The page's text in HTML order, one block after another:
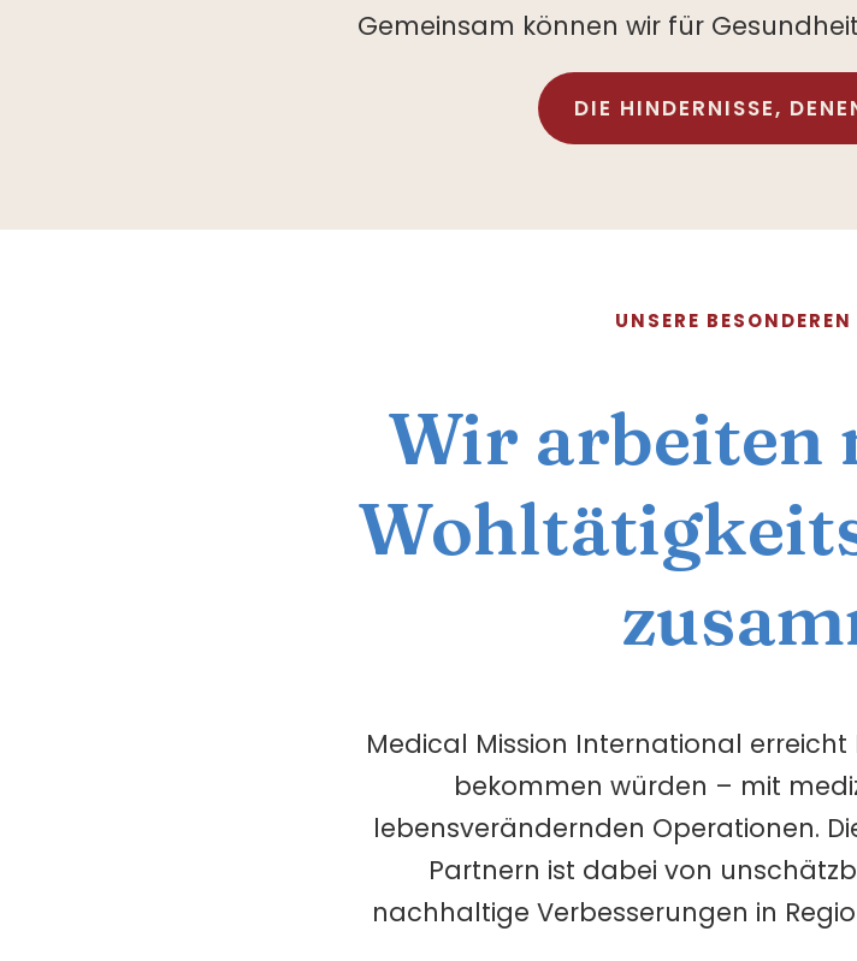
Gemeinsam können wir für
DIE HINDERNISSE,
UNSERE
Wir arbeiten
Medical Mission International erreicht
bekommen würden – mit
lebensverändernden Operationen.
Partnern ist dabei von
nachhaltige Verbesserungen in